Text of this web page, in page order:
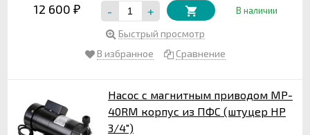
12 600 ₽ - + В наличии
Быстрый просмотр
В избранное
Сравнение
Насос с магнитным приводом MP-
40RM корпус из ПФС (штуцер НР
3/4")